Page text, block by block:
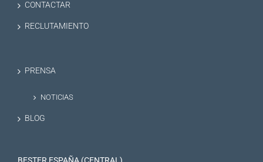
CONTACTAR
RECLUTAMIENTO
PRENSA
NOTICIAS
BLOG